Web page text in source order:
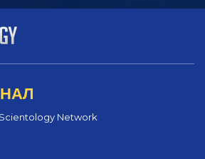
Network